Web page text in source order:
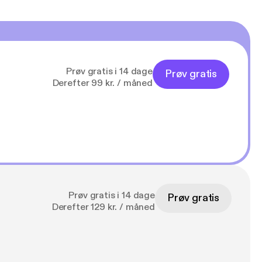
Prøv gratis i 14 dage
Derefter 99 kr. / måned
Prøv gratis
Prøv gratis i 14 dage
Derefter 129 kr. / måned
Prøv gratis